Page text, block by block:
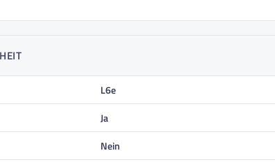
Heckantrieb
2000W
L6e
Ja
Nein